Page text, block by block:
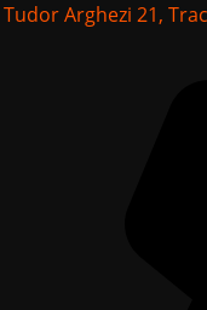
Arghezi 21,